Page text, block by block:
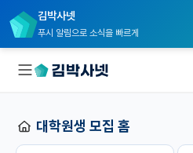
김박사넷
푸시 알림으로 소식을 빠르게
대학원생 모집
대학원생 모집 홈
홈 추천